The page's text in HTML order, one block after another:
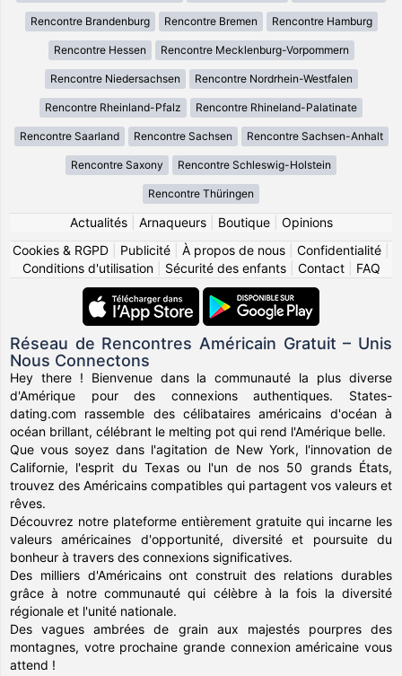
Rencontre Brandenburg Rencontre Bremen Rencontre Hamburg
Rencontre Hessen Rencontre Mecklenburg-Vorpommern
Rencontre Niedersachsen Rencontre Nordrhein-Westfalen
Rencontre Rheinland-Pfalz Rencontre Rhineland-Palatinate
Rencontre Saarland Rencontre Sachsen Rencontre Sachsen-Anhalt
Rencontre Saxony Rencontre Schleswig-Holstein
Rencontre Thüringen
Actualités| Arnaqueurs| Boutique| Opinions
Cookies & RGPD
Publicité À propos de nous Confidentialité
Conditions d'utilisation| Sécurité des enfants| Contact| FAQ
Réseau de Rencontres Américain Gratuit – Unis
Nous Connectons
Hey there ! Bienvenue dans la communauté la plus diverse
d'Amérique pour des connexions authentiques. States-
dating.com rassemble des célibataires américains d'océan à
océan brillant, célébrant le melting pot qui rend l'Amérique belle.
Que vous soyez dans l'agitation de New York, l'innovation de
Californie, l'esprit du Texas ou l'un de nos 50 grands États,
trouvez des Américains compatibles qui partagent vos valeurs et
rêves.
Découvrez notre plateforme entièrement gratuite qui incarne les
valeurs américaines d'opportunité, diversité et poursuite du
bonheur à travers des connexions significatives.
Des milliers d'Américains ont construit des relations durables
grâce à notre communauté qui célèbre à la fois la diversité
régionale et l'unité nationale.
Des vagues ambrées de grain aux majestés pourpres des
montagnes, votre prochaine grande connexion américaine vous
attend !